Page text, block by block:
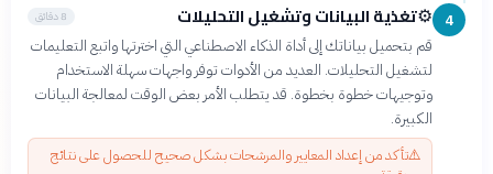
4
⚙️تغذية البيانات وتشغيل التحليلات 8 دقائق
قم بتحميل بياناتك إلى أداة الذكاء الاصطناعي التي اخترتها واتبع التعليمات
لتشغيل التحليلات. العديد من الأدوات توفر واجهات سهلة الاستخدام
وتوجيهات خطوة بخطوة. قد يتطلب الأمر بعض الوقت لمعالجة البيانات
الكبيرة.
⚠️تأكد من إعداد المعايير والمرشحات بشكل صحيح للحصول على نتائج